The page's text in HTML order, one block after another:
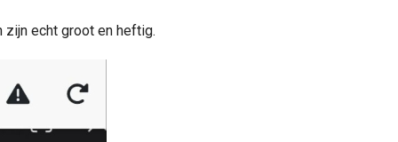
zijn echt groot en heftig.